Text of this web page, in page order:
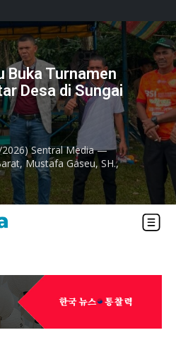
Buka Turnamen
Desa di Sungai
Sentral Media —
Mustafa Gaseu, SH.,